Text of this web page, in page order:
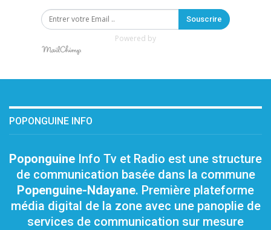
Souscrire
Powered by
POPONGUINE INFO
Poponguine Info Tv et Radio est une structure
de communication basée dans la commune
Popenguine-Ndayane. Première plateforme
média digital de la zone avec une panoplie de
services de communication sur mesure